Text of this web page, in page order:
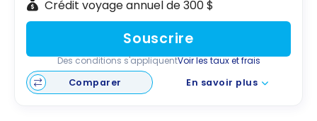
Crédit voyage annuel de 300 $
Souscrire
Des conditions s'appliquentVoir les taux et frais
Comparer
En savoir plus